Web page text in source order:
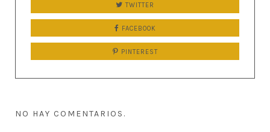
TWITTER
FACEBOOK
PINTEREST
NO HAY COMENTARIOS.